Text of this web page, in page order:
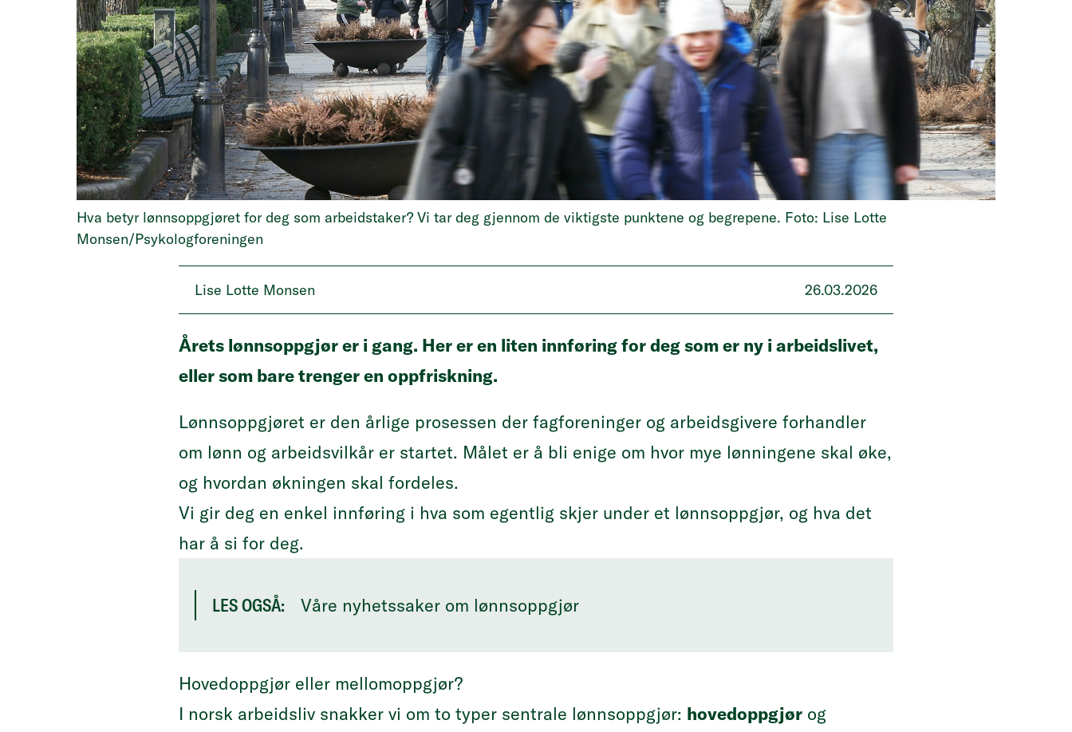
Hva betyr lønnsoppgjøret for deg som arbeidstaker? Vi tar deg gjennom de viktigste punktene og begrepene. Foto: Lise Lotte
Monsen/Psykologforeningen
Lise Lotte Monsen 26.03.2026
Årets lønnsoppgjør er i gang. Her er en liten innføring for deg som er ny i arbeidslivet,
eller som bare trenger en oppfriskning.
Lønnsoppgjøret er den årlige prosessen der fagforeninger og arbeidsgivere forhandler
om lønn og arbeidsvilkår er startet. Målet er å bli enige om hvor mye lønningene skal øke,
og hvordan økningen skal fordeles.
Vi gir deg en enkel innføring i hva som egentlig skjer under et lønnsoppgjør, og hva det
har å si for deg.
LES OGSÅ: Våre nyhetssaker om lønnsoppgjør
Hovedoppgjør eller mellomoppgjør?
I norsk arbeidsliv snakker vi om to typer sentrale lønnsoppgjør: hovedoppgjør og